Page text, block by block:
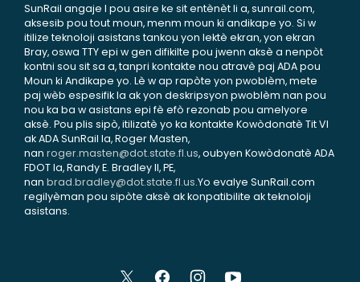
SunRail angaje l pou asire ke sit entènèt li a, sunrail.com,
aksesib pou tout moun, menm moun ki andikape yo. Si w
itilize teknoloji asistans tankou yon lektè ekran, yon ekran
Bray, oswa TTY epi w gen difikilte pou jwenn aksè a nenpòt
kontni sou sit sa a, tanpri kontakte nou atravè paj ADA pou
Moun ki Andikape yo. Lè w ap rapòte yon pwoblèm, mete
paj wèb espesifik la ak yon deskripsyon pwoblèm nan pou
nou ka ba w asistans epi fè efò rezonab pou amelyore
aksè. Pou plis sipò, itilizatè yo ka kontakte Kowòdonatè Tit VI
ak ADA SunRail la, Roger Masten,
nan roger.masten@dot.state.fl.us, oubyen Kowòdonatè ADA
FDOT la, Randy E. Bradley II, PE,
nan brad.bradley@dot.state.fl.us.Yo evalye SunRail.com
regilyèman pou sipòte aksè ak konpatibilite ak teknoloji
asistans.